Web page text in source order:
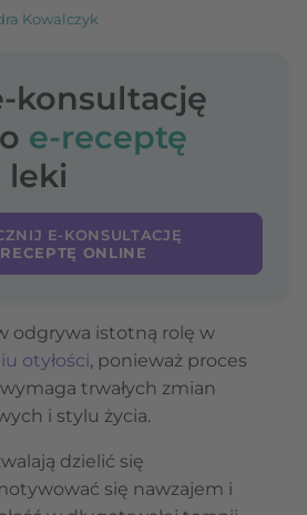
Kowalczyk
konsultację
e-receptę
leki
E-KONSULTACJĘ
ONLINE
odgrywa istotną rolę w
otyłości, ponieważ proces
trwałych zmian
i stylu życia.
dzielić się
się nawzajem i